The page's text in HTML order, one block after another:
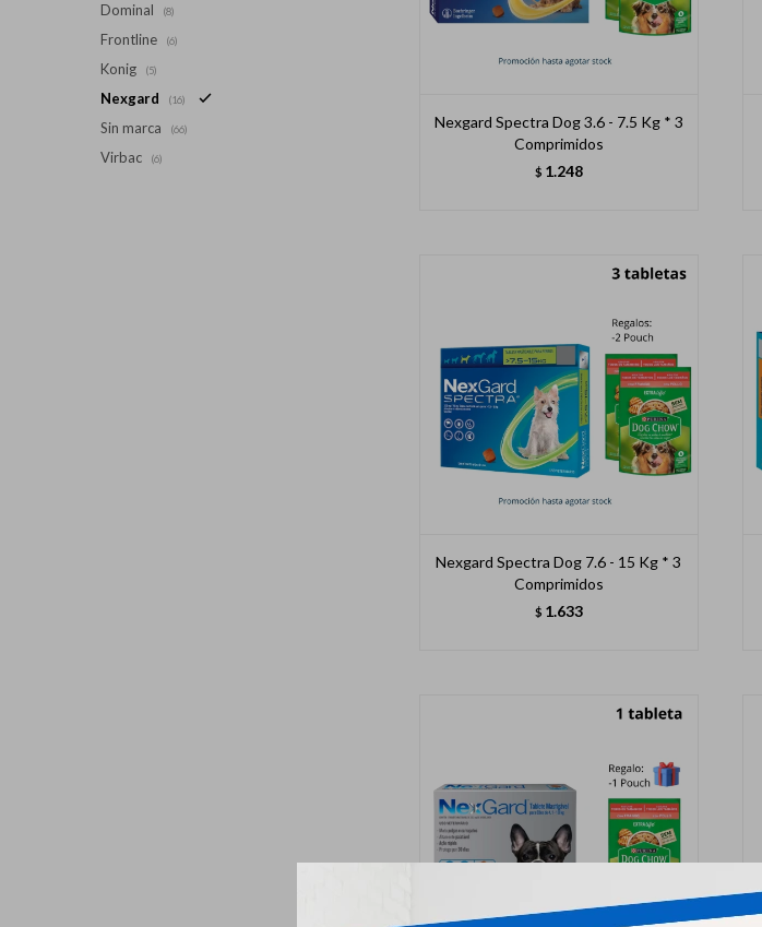
Nexgard Spectra Dog 3.6 - 7.5 Kg * 3
Comprimidos
$ 1.248
Nexgard Spectra Dog 7.6 - 15 Kg * 3
Comprimidos
$ 1.633
Dominal (8)
Frontline (6)
Konig (5)
Nexgard (16)
Sin marca (66)
Virbac (6)